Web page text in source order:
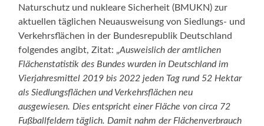
Naturschutz und nukleare Sicherheit (BMUKN) zur
aktuellen täglichen Neuausweisung von Siedlungs- und
Verkehrsflächen in der Bundesrepublik Deutschland
folgendes angibt, Zitat: „Ausweislich der amtlichen
Flächenstatistik des Bundes wurden in Deutschland im
Vierjahresmittel 2019 bis 2022 jeden Tag rund 52 Hektar
als Siedlungsflächen und Verkehrsflächen neu
ausgewiesen. Dies entspricht einer Fläche von circa 72
Fußballfeldern täglich. Damit nahm der Flächenverbrauch